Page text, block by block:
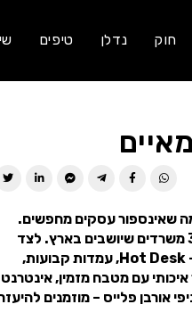
חוק נדלן טיפים
הם בדיוק מה שאינספור עסקים מחפשים.
הרשת משקיעה רבות בעיצוב, בבחירת המיקום ובמגוון שירותים משלימים. נכון להיום הרשת כוללת כ3 משרדים שיושבים בארץ. לצד
כמה סניפים נוספים שפרוסים ברחבי העולם: בלונדון, מדריד וברלין. כל מתחם מציע שלל אפשרויות – Hot Desk, עמדות קבועות,
עם מטבח מזמין, אינטרנט
אורבן פלייס – מוזמנים